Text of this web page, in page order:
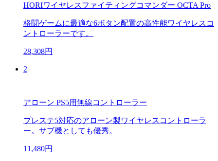
HORIワイヤレスファイティングコマンダー OCTA Pro
格闘ゲームに最適な6ボタン配置の高性能ワイヤレスコ
ントローラーです。
28,308円
2
アローン PS5用無線コントローラー
プレステ5対応のアローン製ワイヤレスコントローラ
ー。サブ機としても優秀。
11,480円